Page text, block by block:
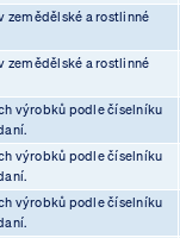
zemědělské a rostlinné
zemědělské a rostlinné
výrobků podle číselníku
výrobků podle číselníku
výrobků podle číselníku